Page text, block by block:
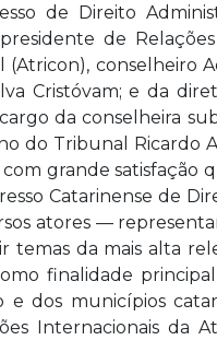
de Direito
de
(Atricon), conselheiro
Cristóvam; e da
da conselheira
do Tribunal Ricardo
grande satisfação
Catarinense de
atores —
temas da mais alta
finalidade
dos municípios
Internacionais da